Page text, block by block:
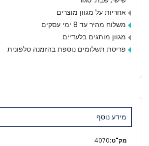
אחריות על מגוון מוצרים
משלוח מהיר עד 8 ימי עסקים
מגוון מותגים בלעדיים
פריסת תשלומים נוספת בהזמנה טלפונית
מידע נוסף
מידע
4070